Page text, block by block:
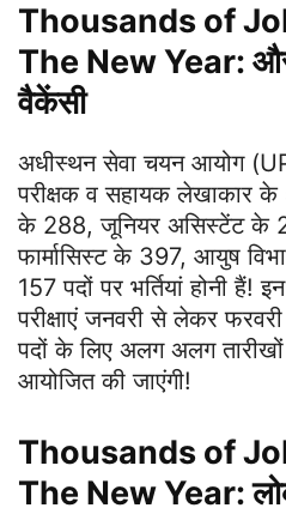
Thousands of
The New Year: और
वैकेंसी
अधीस्‍थन सेवा चयन आयोग
परीक्षक व सहायक लेखाकार
के 288, जूनियर असिस्‍टेंट के
फार्मासिस्‍ट के 397, आयुष
157 पदों पर भर्तियां होनी हैं!
परीक्षाएं जनवरी से लेकर
पदों के लिए अलग अलग तारीखों
आयोजित की जाएंगी!
Thousands of
The New Year: